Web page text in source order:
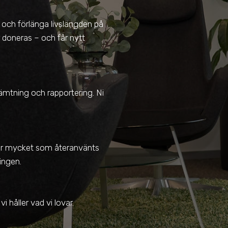
förlänga livslängden på
doneras – och får nytt
och rapportering. Ni
mycket som återanvänts
håller vad vi lovar.